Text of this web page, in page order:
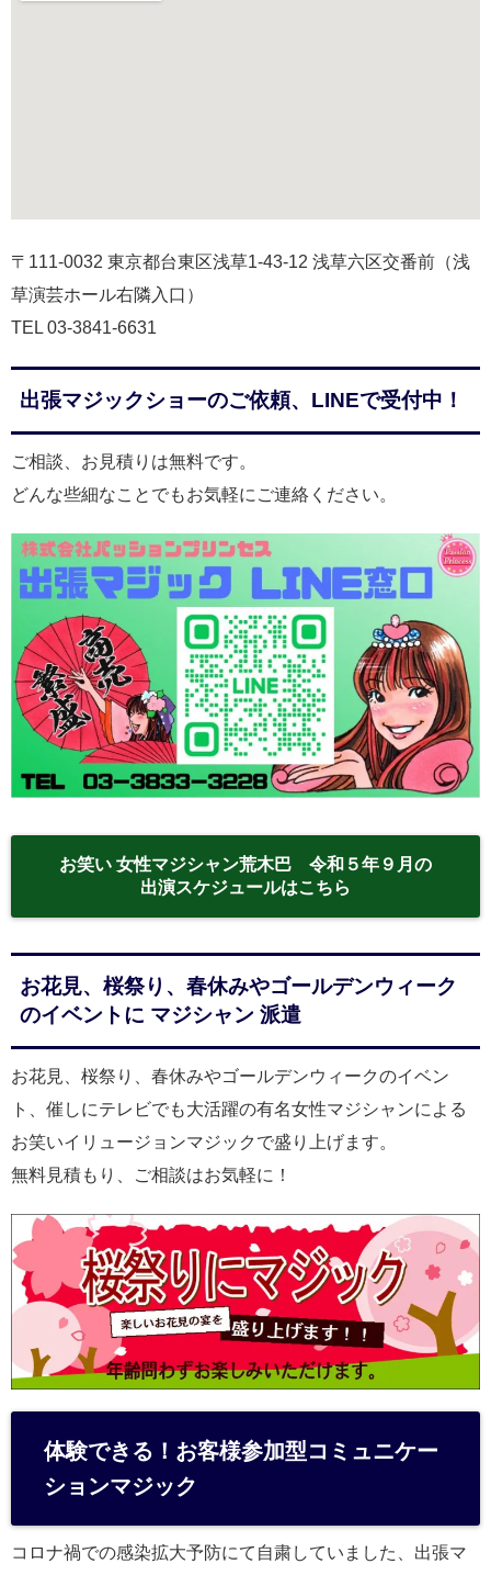
〒111-0032 東京都台東区浅草1-43-12 浅草六区交番前（浅
草演芸ホール右隣入口）
TEL 03-3841-6631
出張マジックショーのご依頼、LINEで受付中！
ご相談、お見積りは無料です。
どんな些細なことでもお気軽にご連絡ください。
お笑い 女性マジシャン荒木巴 令和５年９月の
出演スケジュールはこちら
お花見、桜祭り、春休みやゴールデンウィーク
のイベントに マジシャン 派遣
お花見、桜祭り、春休みやゴールデンウィークのイベン
ト、催しにテレビでも大活躍の有名女性マジシャンによる
お笑いイリュージョンマジックで盛り上げます。
無料見積もり、ご相談はお気軽に！
体験できる！お客様参加型コミュニケー
ションマジック
コロナ禍での感染拡大予防にて自粛していました、出張マ